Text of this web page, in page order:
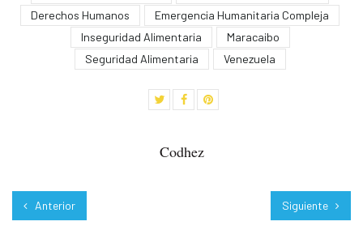
Derechos Humanos
Emergencia Humanitaria Compleja
Inseguridad Alimentaria
Maracaibo
Seguridad Alimentaria
Venezuela
Codhez
Anterior Siguiente